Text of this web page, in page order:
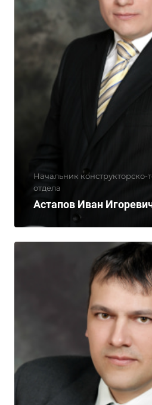
Начальник конструкторско-
отдела
Астапов Иван